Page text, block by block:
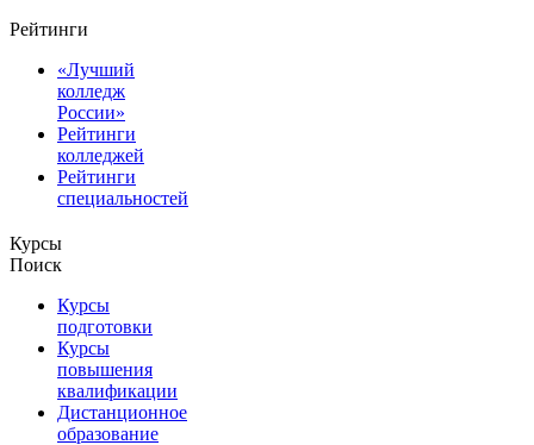
Рейтинги
«Лучший
колледж
России»
Рейтинги
колледжей
Рейтинги
специальностей
Курсы
Поиск
Курсы
подготовки
Курсы
повышения
квалификации
Дистанционное
образование